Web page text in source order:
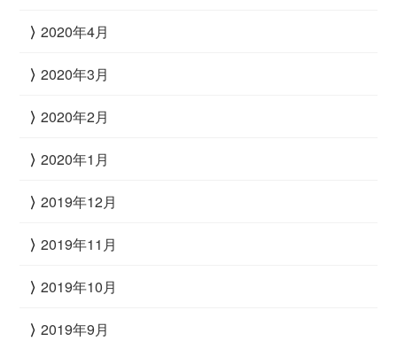
2020年4月
2020年3月
2020年2月
2020年1月
2019年12月
2019年11月
2019年10月
2019年9月